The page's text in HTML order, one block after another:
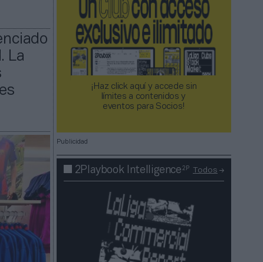
La
¡Haz click aquí y accede sin
límites a contenidos y
eventos para Socios!​​​​​​​
Publicidad
2Playbook Intelligence2P Todos